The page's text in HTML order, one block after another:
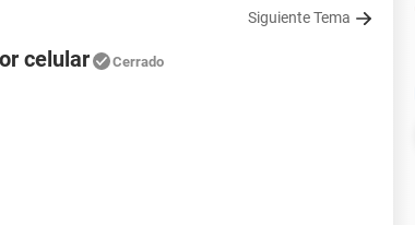
Siguiente Tema
celular Cerrado